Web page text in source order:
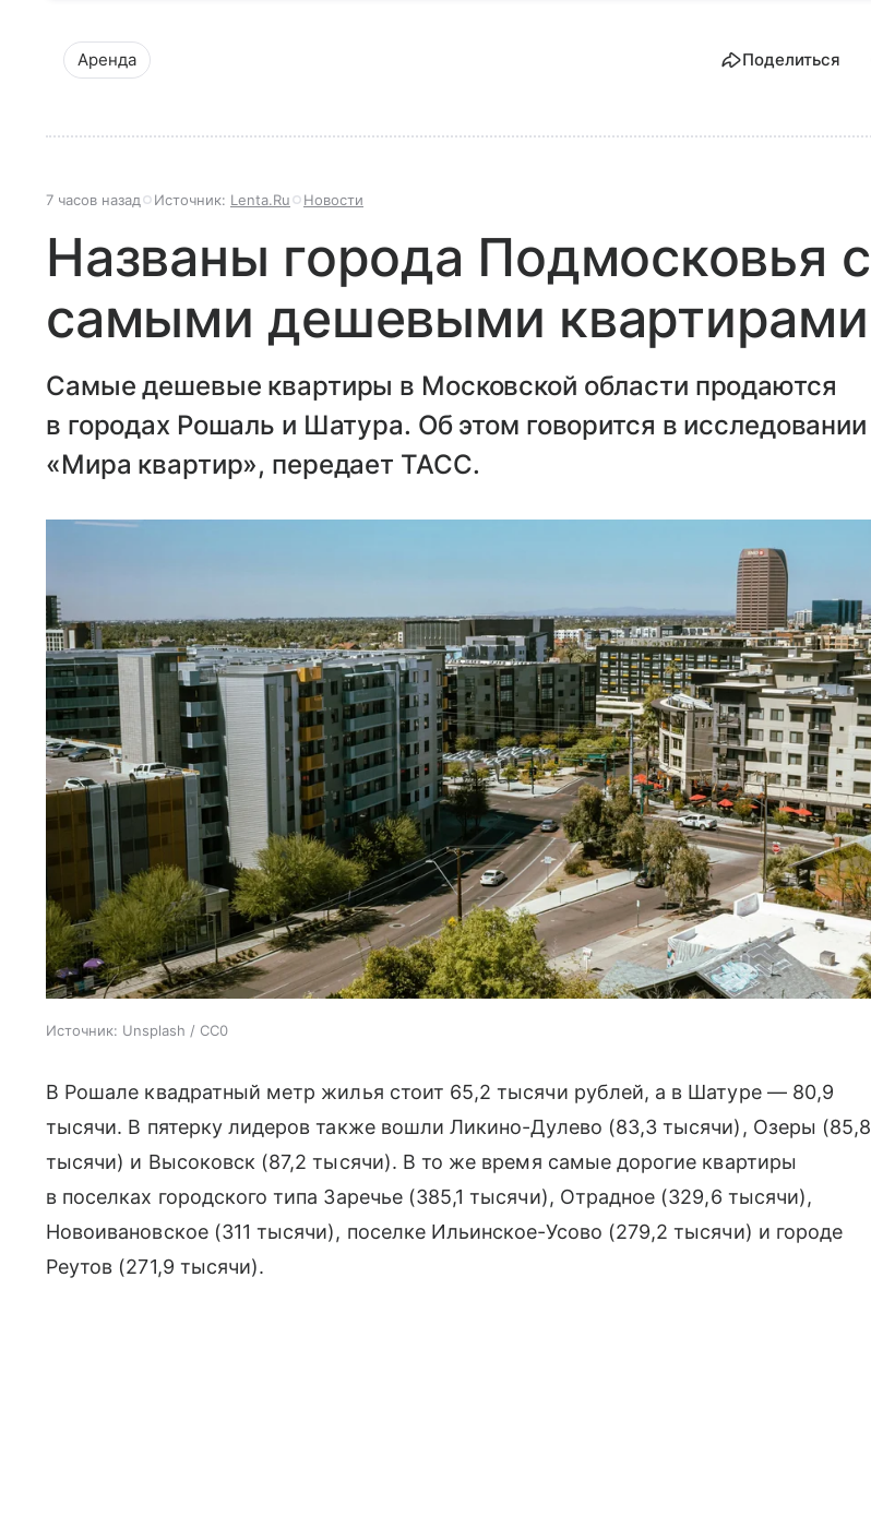
Аренда Поделиться
7 часов назад Источник: Lenta.Ru Новости
Названы города Подмосковья с
самыми дешевыми квартирами
Самые дешевые квартиры в Московской области продаются
в городах Рошаль и Шатура. Об этом говорится в исследовании
«Мира квартир», передает ТАСС.
Источник: Unsplash / CC0
В Рошале квадратный метр жилья стоит 65,2 тысячи рублей, а в Шатуре — 80,9
тысячи. В пятерку лидеров также вошли Ликино-Дулево (83,3 тысячи), Озеры (85,8
тысячи) и Высоковск (87,2 тысячи). В то же время самые дорогие квартиры
в поселках городского типа Заречье (385,1 тысячи), Отрадное (329,6 тысячи),
Новоивановское (311 тысячи), поселке Ильинское-Усово (279,2 тысячи) и городе
Реутов (271,9 тысячи).